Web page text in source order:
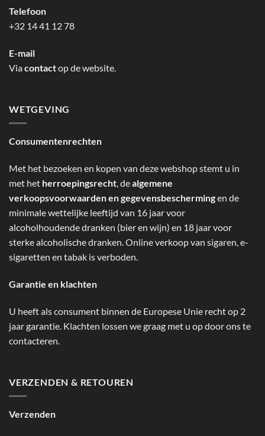
Telefoon
+32 14 41 12 78
E-mail
Viacontactop de website.
WETGEVING
Consumentenrechten
Met het bezoeken en kopen van deze webshop stemt u in
met het herroepingsrecht, dealgemene
verkoopsvoorwaarden en gegevensbeschermingen de
minimale wettelijke leeftijd van 16 jaar voor
alcoholhoudende dranken (bier en wijn) en 18 jaar voor
sterke alcoholische dranken. Online verkoop van sigaren, e-
sigaretten en tabak is verboden.
Garantie en klachten
U heeft als consument binnen de Europese Unie recht op 2
jaar garantie. Klachten lossen we graag met u op door ons te
contacteren.
VERZENDEN & RETOUREN
Verzenden